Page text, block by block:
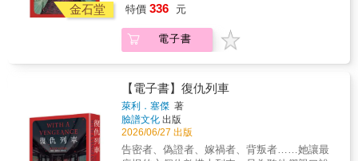
書。」──哈蘭‧科本 「回歸之作更勝以往！有
時感人、有時詼諧，懸疑情節高明，讓人從頭
到尾流暢地飛快往下翻頁。」──傑佛瑞‧迪佛
與實用的先驅者。其設計作品多取材自大自
然，風格清新質樸。 （2）｛特別收錄｝復古
藏書票＆維多利亞時代紡織機具、老畫報與工
Illustrated London News）與曼徹斯特工業城鎮
風景，有如穿越時光的紙上藝廊，邀請讀者一
窺維多利亞時代獨特風情。 （3）｛燙金收藏
版｝書衣細緻燙金，並以具纖維感的維納斯萊
妮紙印製，手感與質感兼備
目標，利用虛假身分獵捕年輕貌美的女性。面
其繩之以法？
金石堂
為的那個人》作者最新力作★ 空降《紐約時
報》暢銷書排行榜、亞馬遜網路書店驚悚小說
榜#3★《家弒服務》作者芙麗達‧麥法登推薦：
航空正要開始取代鐵路，但仍有許多長途路線
的高級列車為旅客提供豪華服務；由費城開往
芝加哥、行駛時間十四小時的直達車「鳳凰號
特快車」就是其中之一。今夜出發的這班列
車，行程由這家鐵路公司創辦人的女兒安娜‧馬
松森特別規劃，車上只有六位乘客。十二年
特價 336 元
電子書
【電子書】復仇列車
萊利．塞傑 著
臉譜文化 出版
2026/06/27 出版
告密者、偽證者、嫁禍者、背叛者……她讓最